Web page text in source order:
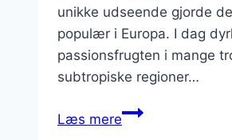
unikke udseende gjorde
populær i Europa. I dag
passionsfrugten i mange
subtropiske regioner…
Læs merePassionsfrugt